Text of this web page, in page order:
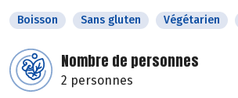
Boisson Sans gluten Végétarien
Nombre de personnes
2 personnes